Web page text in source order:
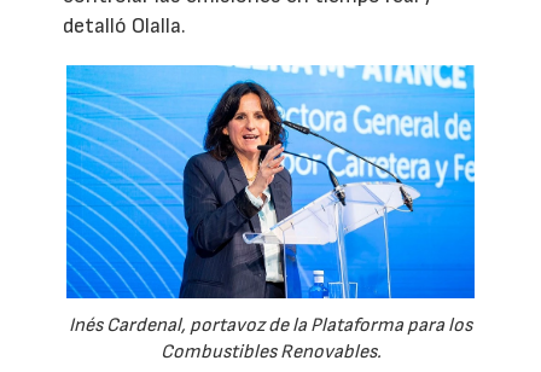
detalló Olalla.
Inés Cardenal, portavoz de la Plataforma para los
Combustibles Renovables.